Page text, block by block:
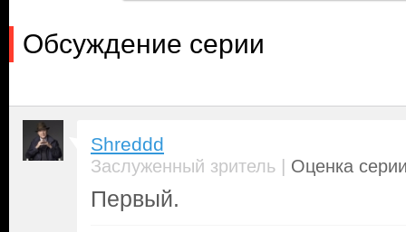
Обсуждение серии
Shreddd
Заслуженный зритель | Оценка
Первый.